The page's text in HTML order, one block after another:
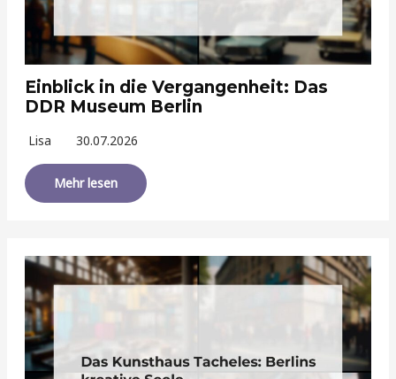
Einblick in die Vergangenheit: Das
DDR Museum Berlin
Lisa 30.07.2026
Mehr lesen